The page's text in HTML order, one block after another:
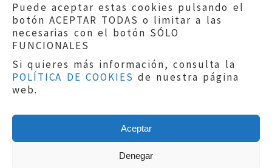
Puede aceptar estas cookies pulsando el
botón ACEPTAR TODAS o limitar a las
necesarias con el botón SÓLO
FUNCIONALES
Si quieres más información, consulta la
POLÍTICA DE COOKIES de nuestra página
web.
Aceptar
Denegar
Aviso legal|Política de privacidad|
Protección de Datos
Política de cookies
Copyright © 2019El Justicia de Aragón|
Sephor Consulting